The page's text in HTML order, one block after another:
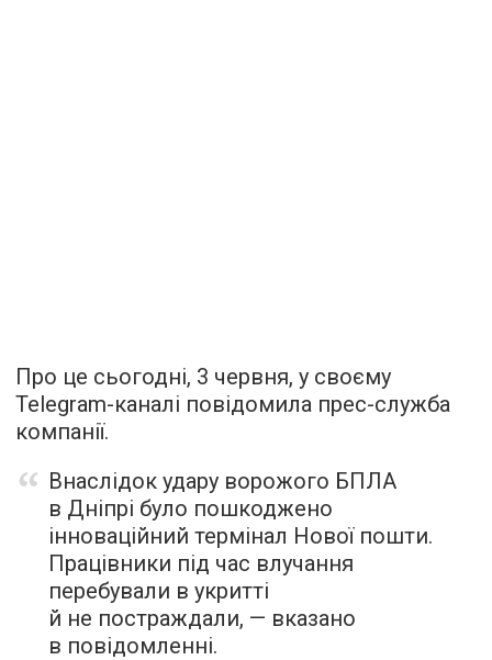
Про це сьогодні, 3 червня, у своєму
Telegram-каналі повідомила прес-служба
компанії.
Внаслідок удару ворожого БПЛА
в Дніпрі було пошкоджено
інноваційний термінал Нової пошти.
Працівники під час влучання
перебували в укритті
й не постраждали, — вказано
в повідомленні.